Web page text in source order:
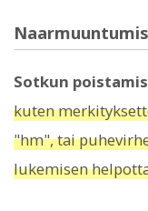
Sotkun
kuten
"hm", tai
lukemisen